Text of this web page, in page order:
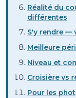
Réalité du
différentes
S'y rendre —
Meilleure
Niveau et
Croisière vs
Pour les